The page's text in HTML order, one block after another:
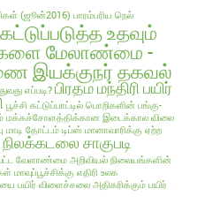
(ஜூன்2016) பாரம்பரிய நெல்
உதவும்
மேலாண்மை -
இயக்குநர் தகவல்
எப்படி? பிரதம மந்திரி பயிர்
பூச்சி கட்டுப்பாட்டில் பொறிகளின் பங்கு-
மக்கச்சோளத்திக்கான இடைக்கால விலை
மாடி தோட்டம் டிப்ஸ் மானாவாரிக்கு ஏற்ற
சாகுபடி
வேளாண்மை அறிவியல் நிலையங்களின்
மாவுப்பூச்சிக்கு எதிரி உலக
பயிர் விளைச்சலை அதிகரிக்கும் பயிர்